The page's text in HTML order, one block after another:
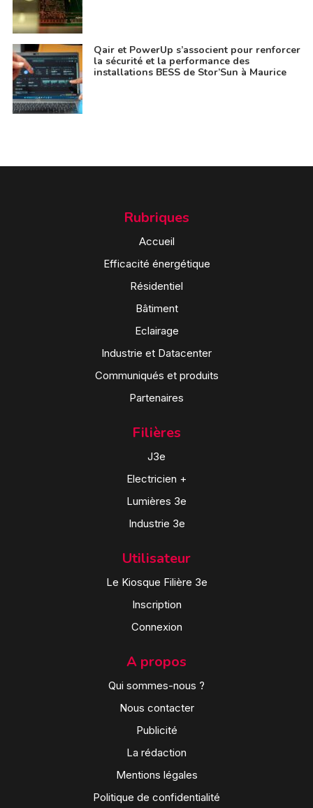
Qair et PowerUp s’associent pour renforcer
la sécurité et la performance des
installations BESS de Stor’Sun à Maurice
Rubriques
Accueil
Efficacité énergétique
Résidentiel
Bâtiment
Eclairage
Industrie et Datacenter
Communiqués et produits
Partenaires
Filières
J3e
Electricien +
Lumières 3e
Industrie 3e
Utilisateur
Le Kiosque Filière 3e
Inscription
Connexion
A propos
Qui sommes-nous ?
Nous contacter
Publicité
La rédaction
Mentions légales
Politique de confidentialité